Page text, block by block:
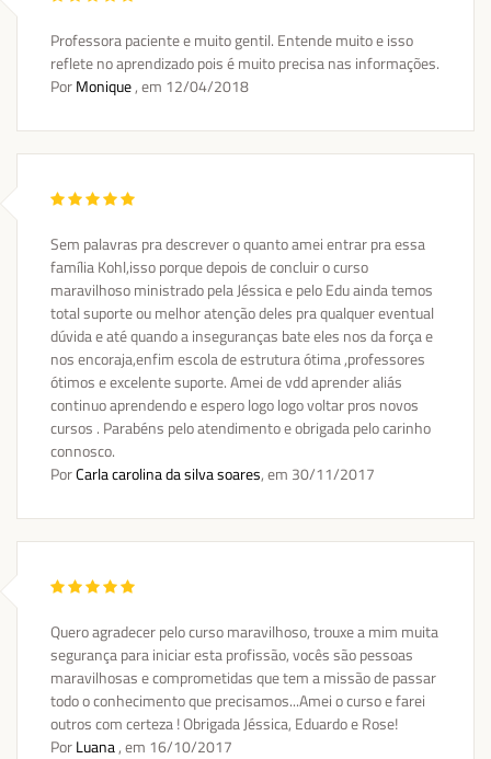
Professora paciente e muito gentil. Entende muito e isso
reflete no aprendizado pois é muito precisa nas informações.
PorMonique, em 12/04/2018
Sem palavras pra descrever o quanto amei entrar pra essa
família Kohl,isso porque depois de concluir o curso
maravilhoso ministrado pela Jéssica e pelo Edu ainda temos
total suporte ou melhor atenção deles pra qualquer eventual
dúvida e até quando a inseguranças bate eles nos da força e
nos encoraja,enfim escola de estrutura ótima ,professores
ótimos e excelente suporte. Amei de vdd aprender aliás
continuo aprendendo e espero logo logo voltar pros novos
cursos . Parabéns pelo atendimento e obrigada pelo carinho
connosco.
PorCarla carolina da silva soares, em 30/11/2017
Quero agradecer pelo curso maravilhoso, trouxe a mim muita
segurança para iniciar esta profissão, vocês são pessoas
maravilhosas e comprometidas que tem a missão de passar
todo o conhecimento que precisamos...Amei o curso e farei
outros com certeza ! Obrigada Jéssica, Eduardo e Rose!
PorLuana, em 16/10/2017